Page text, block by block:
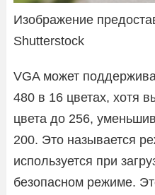
Изображение
Shutterstock
VGA может
480 в 16 цветах, хотя
цвета до 256,
200. Это называется
используется при
безопасном режиме.